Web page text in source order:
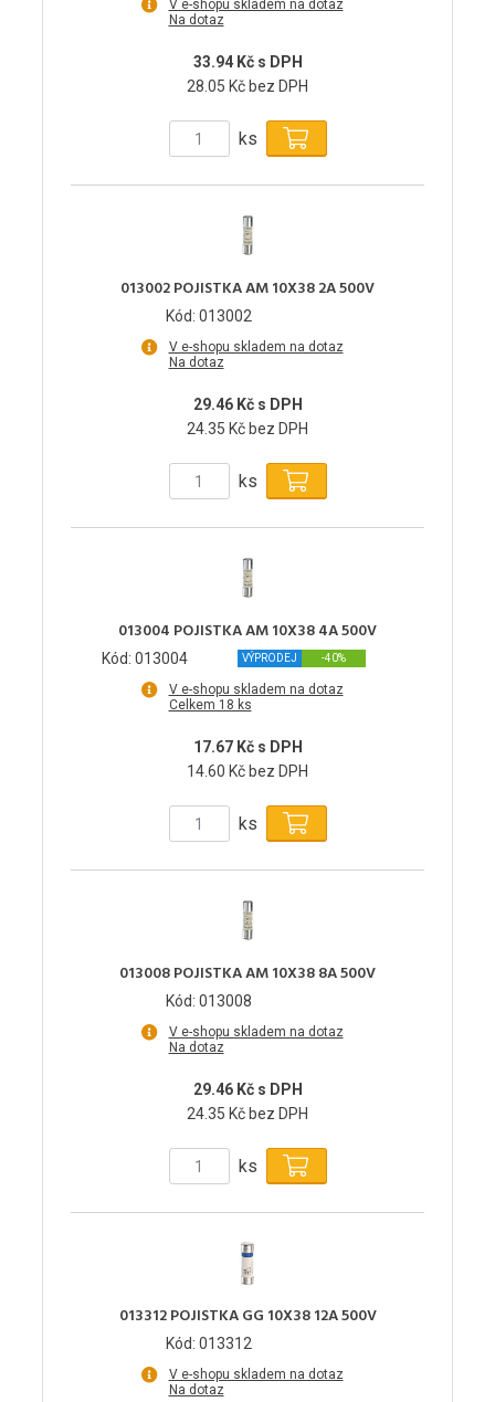
V e-shopu skladem na dotaz
Na dotaz
33.94 Kč s DPH
28.05 Kč bez DPH
ks
013002 POJISTKA AM 10X38 2A 500V
Kód: 013002
V e-shopu skladem na dotaz
Na dotaz
29.46 Kč s DPH
24.35 Kč bez DPH
ks
013004 POJISTKA AM 10X38 4A 500V
Kód: 013004 VÝPRODEJ -40%
V e-shopu skladem na dotaz
Celkem 18 ks
17.67 Kč s DPH
14.60 Kč bez DPH
ks
013008 POJISTKA AM 10X38 8A 500V
Kód: 013008
V e-shopu skladem na dotaz
Na dotaz
29.46 Kč s DPH
24.35 Kč bez DPH
ks
013312 POJISTKA GG 10X38 12A 500V
Kód: 013312
V e-shopu skladem na dotaz
Na dotaz